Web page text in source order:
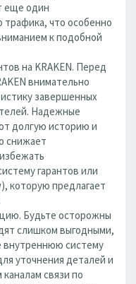
еще один
что особенно
к подобной
на KRAKEN. Перед
внимательно
завершенных
Надежные
долгую историю и
снижает
гарантов или
которую предлагает
Будьте осторожны
слишком выгодными,
внутреннюю систему
уточнения деталей и
связи по